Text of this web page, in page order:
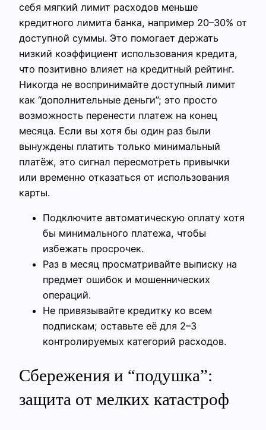
себя мягкий лимит расходов меньше
кредитного лимита банка, например 20–30% от
доступной суммы. Это помогает держать
низкий коэффициент использования кредита,
что позитивно влияет на кредитный рейтинг.
Никогда не воспринимайте доступный лимит
как “дополнительные деньги”; это просто
возможность перенести платеж на конец
месяца. Если вы хотя бы один раз были
вынуждены платить только минимальный
платёж, это сигнал пересмотреть привычки
или временно отказаться от использования
карты.
Подключите автоматическую оплату хотя
бы минимального платежа, чтобы
избежать просрочек.
Раз в месяц просматривайте выписку на
предмет ошибок и мошеннических
операций.
Не привязывайте кредитку ко всем
подпискам; оставьте её для 2–3
контролируемых категорий расходов.
Сбережения и “подушка”:
защита от мелких катастроф